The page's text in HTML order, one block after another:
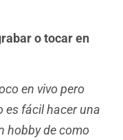
o tocar en
en vivo pero
es fácil hacer una
hobby de como